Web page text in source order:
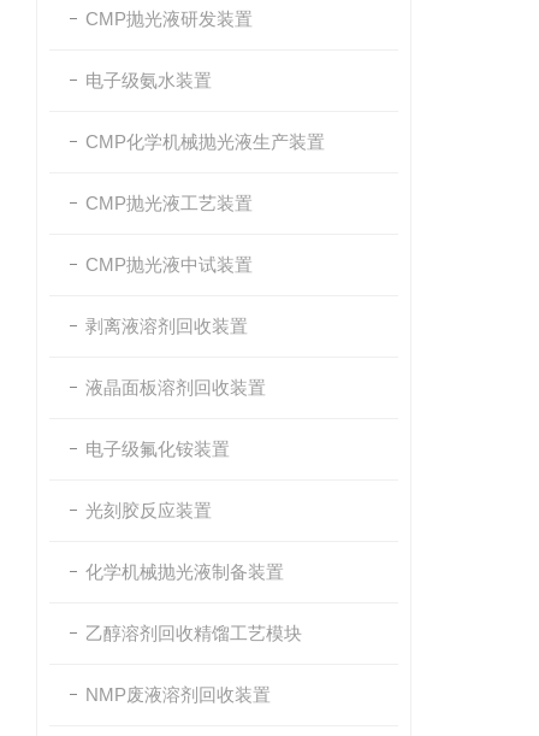
CMP抛光液研发装置
电子级氨水装置
CMP化学机械抛光液生产装置
CMP抛光液工艺装置
CMP抛光液中试装置
剥离液溶剂回收装置
液晶面板溶剂回收装置
电子级氟化铵装置
光刻胶反应装置
化学机械抛光液制备装置
乙醇溶剂回收精馏工艺模块
NMP废液溶剂回收装置